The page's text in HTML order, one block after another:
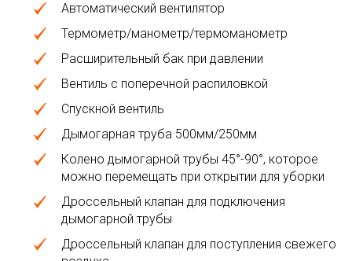
Автоматический вентилятор
Термометр/манометр/термоманометр
Расширительный бак при давлении
Вентиль с поперечной распиловкой
Спускной вентиль
Дымогарная труба 500мм/250мм
Колено дымогарной трубы 45°-90°, которое
можно перемещать при открытии для уборки
Дроссельный клапан для подключения
дымогарной трубы
Дроссельный клапан для поступления свежего